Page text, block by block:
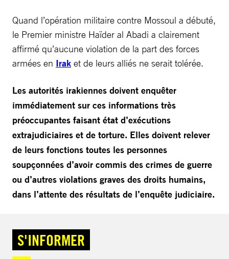
Quand l’opération militaire contre Mossoul a débuté,
le Premier ministre Haïder al Abadi a clairement
affirmé qu’aucune violation de la part des forces
armées en Irak et de leurs alliés ne serait tolérée.
Les autorités irakiennes doivent enquêter
immédiatement sur ces informations très
préoccupantes faisant état d’exécutions
extrajudiciaires et de torture. Elles doivent relever
de leurs fonctions toutes les personnes
soupçonnées d’avoir commis des crimes de guerre
ou d’autres violations graves des droits humains,
dans l’attente des résultats de l’enquête judiciaire.
S'INFORMER